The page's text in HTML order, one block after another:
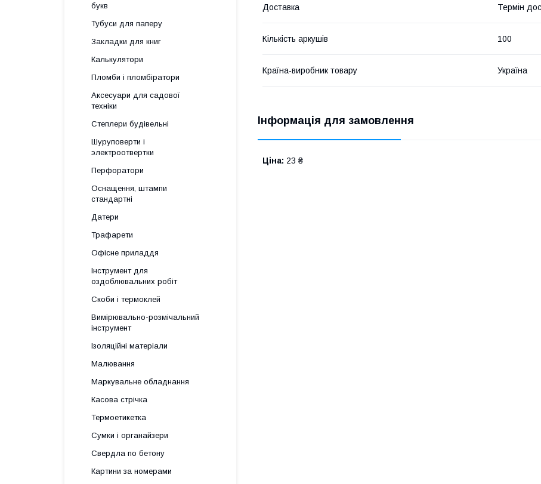
Доставка Термін
Кількість аркушів 100
Країна-виробник товару Україна
Інформація для замовлення
Ціна: 23 ₴
букв
Тубуси для паперу
Закладки для книг
Калькулятори
Пломби і пломбіратори
Аксесуари для садової
техніки
Степлери будівельні
Шуруповерти і
электроотвертки
Перфоратори
Оснащення, штампи
стандартні
Датери
Трафарети
Офісне приладдя
Інструмент для
оздоблювальних робіт
Скоби і термоклей
Вимірювально-розмічальний
інструмент
Ізоляційні матеріали
Малювання
Маркувальне обладнання
Касова стрічка
Термоетикетка
Сумки і органайзери
Свердла по бетону
Картини за номерами